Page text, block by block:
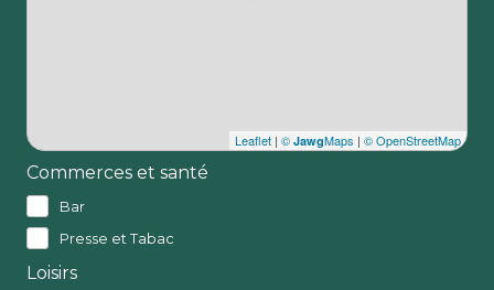
Leaflet | © JawgMaps | © OpenStreetMap
Commerces et santé
Bar
Presse et Tabac
Loisirs